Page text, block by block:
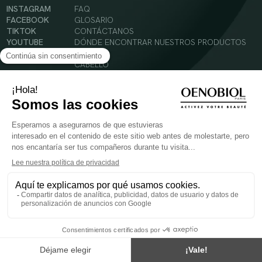
INSTAGRAM
FACEBOOK
TIKTOK
YOUTUBE
FAQ
GLOSARIO
CONTÁCTANOS
DÓNDE ENCONTRAR NUESTROS PRODUCTOS
SOLAR
CABELLO
© 2024 Oenobiol Paris
Condiciones Generales de Uso
Política de Privacidad
Menciones legales
PARA VUESTRA SALUD COMER AL MENOS 5 PIEZAS DE FRUTA Y LEGUMBRES AL DIA.
sano y no ser utilizados como sustitutos de un cuadro de vida sano y equilibrado. Solo
para adultos. Consulta atentamente el etiquetado de los productos antes de su uso.